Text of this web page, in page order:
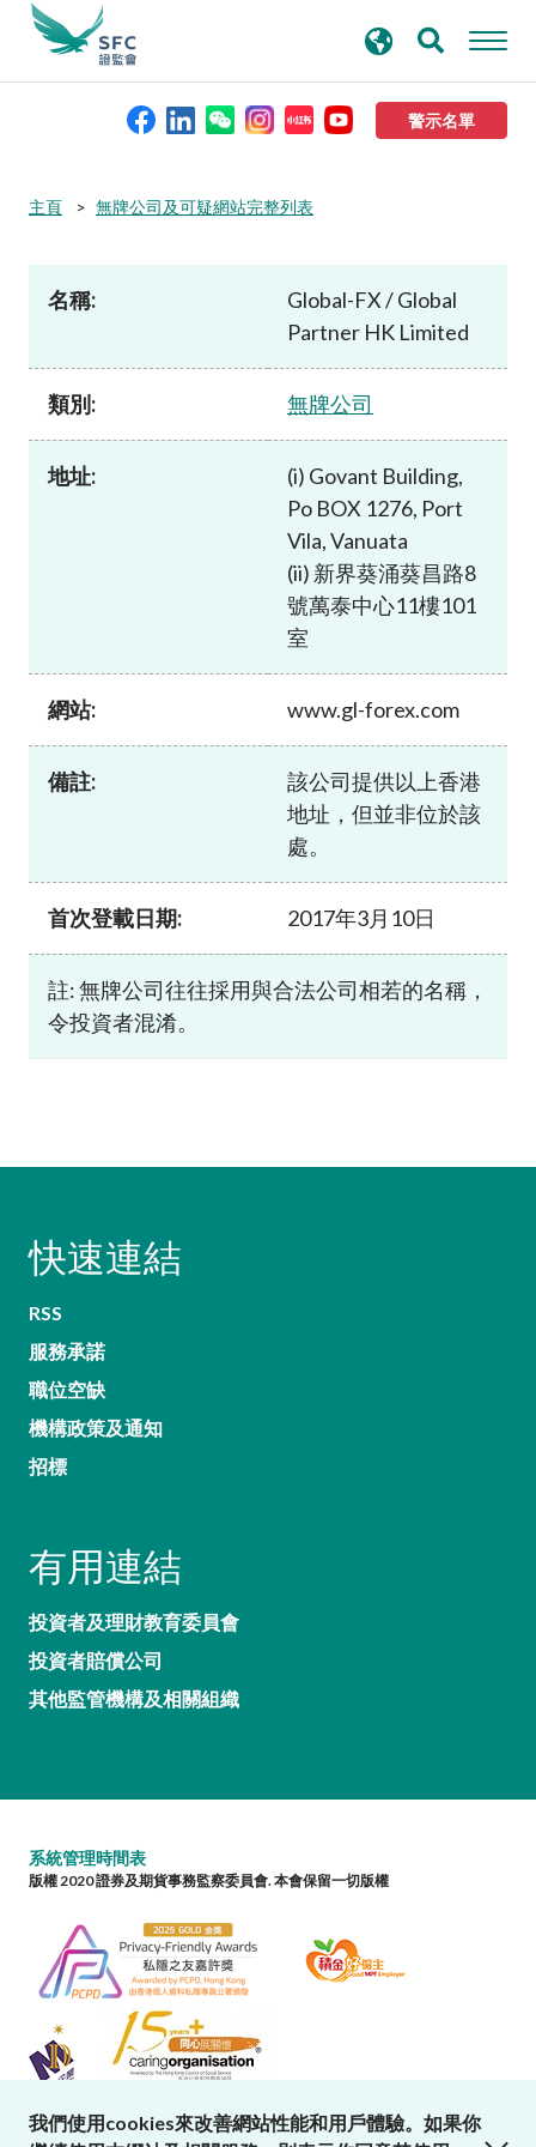
警示名單
本會簡介
資料庫
新聞稿及公布
尋
主頁 無牌公司及可疑網站完整列表
名稱:
Global-FX / Global
Partner HK Limited
類別: 無牌公司
地址:
(i) Govant Building,
Po BOX 1276, Port
Vila, Vanuata
(ii) 新界葵涌葵昌路8
號萬泰中心11樓101
室
網站: www.gl-forex.com
備註:
該公司提供以上香港
地址，但並非位於該
處。
首次登載日期: 2017年3月10日
註: 無牌公司往往採用與合法公司相若的名稱，
令投資者混淆。
快速連結
RSS
服務承諾
職位空缺
機構政策及通知
招標
有用連結
投資者及理財教育委員會
投資者賠償公司
其他監管機構及相關組織
系統管理時間表
版權 2020 證券及期貨事務監察委員會. 本會保留一切版權
我們使用cookies來改善網站性能和用戶體驗。如果你
close cookies alert